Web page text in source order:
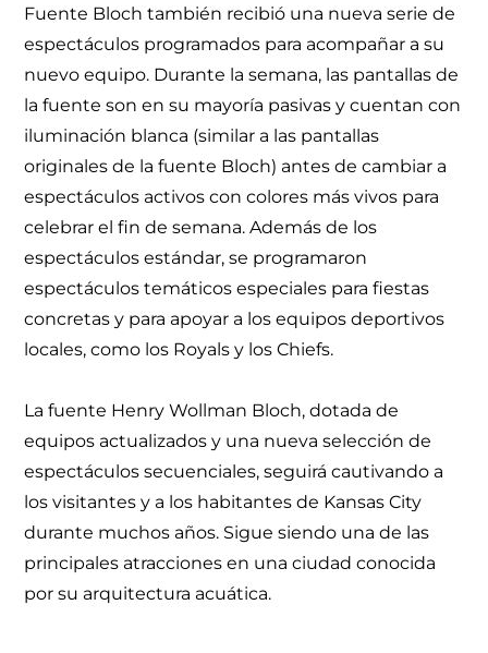
Fuente Bloch también recibió una nueva serie de
espectáculos programados para acompañar a su
nuevo equipo. Durante la semana, las pantallas de
la fuente son en su mayoría pasivas y cuentan con
iluminación blanca (similar a las pantallas
originales de la fuente Bloch) antes de cambiar a
espectáculos activos con colores más vivos para
celebrar el fin de semana. Además de los
espectáculos estándar, se programaron
espectáculos temáticos especiales para fiestas
concretas y para apoyar a los equipos deportivos
locales, como los Royals y los Chiefs.
La fuente Henry Wollman Bloch, dotada de
equipos actualizados y una nueva selección de
espectáculos secuenciales, seguirá cautivando a
los visitantes y a los habitantes de Kansas City
durante muchos años. Sigue siendo una de las
principales atracciones en una ciudad conocida
por su arquitectura acuática.